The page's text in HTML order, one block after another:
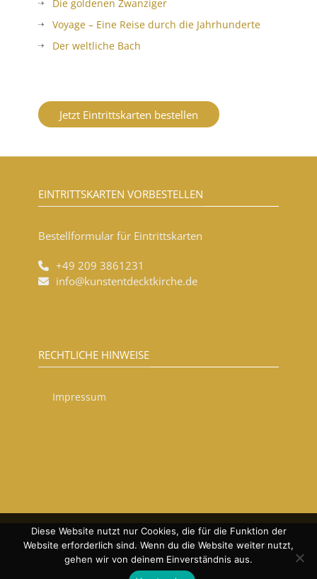
Die goldenen Zwanziger
Voyage – Eine Reise durch die Jahrhunderte
Der weltliche Bach
Jetzt Eintrittskarten bestellen
EINTRITTSKARTEN VORBESTELLEN
Bestellformular für Eintrittskarten
+49 209 3861231
info@kunstentdecktkirche.de
RECHTLICHE HINWEISE
Impressum
Copyright 2020 KeK Kunst entdeckt Kirche e.V. | All Rights
Reserved
Diese Website nutzt nur Cookies, die für die Funktion der
Website erforderlich sind. Wenn du die Website weiter nutzt,
gehen wir von deinem Einverständnis aus.